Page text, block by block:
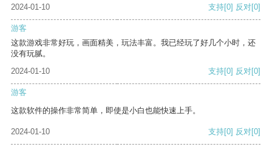
2024-01-10 支持[0] 反对[0]
游客
这款游戏非常好玩，画面精美，玩法丰富。我已经玩了好几个小时，还
没有玩腻。
2024-01-10
支持[0] 反对[0]
游客
这款软件的操作非常简单，即使是小白也能快速上手。
2024-01-10 支持[0] 反对[0]